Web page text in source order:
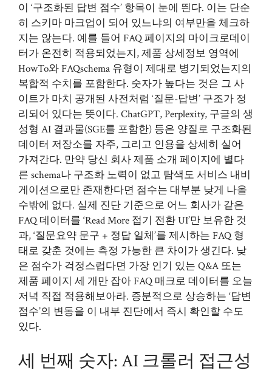
이 ‘구조화된 답변 점수’ 항목이 눈에 띈다. 이는 단순
히 스키마 마크업이 되어 있느냐의 여부만을 체크하
지는 않는다. 예를 들어 FAQ 페이지의 마이크로데이
터가 온전히 적용되었는지, 제품 상세정보 영역에
HowTo와 FAQschema 유형이 제대로 병기되었는지의
복합적 수치를 포함한다. 숫자가 높다는 것은 그 사
이트가 마치 공개된 사전처럼 ‘질문-답변’ 구조가 정
리되어 있다는 뜻이다. ChatGPT, Perplexity, 구글의 생
성형 AI 결과물(SGE를 포함한) 등은 양질로 구조화된
데이터 저장소를 자주, 그리고 인용을 상세히 실어
가져간다. 만약 당신 회사 제품 소개 페이지에 별다
른 schema나 구조화 노력이 없고 탐색도 서비스 내비
게이션으로만 존재한다면 점수는 대부분 낮게 나올
수밖에 없다. 실제 진단 기준으로 어느 회사가 같은
FAQ 데이터를 ‘Read More 접기 전환 UI’만 보유한 것
과, ‘질문요약 문구 + 정답 일체’를 제시하는 FAQ 형
태로 갖춘 것에는 측정 가능한 큰 차이가 생긴다. 낮
은 점수가 걱정스럽다면 가장 인기 있는 Q&A 또는
제품 페이지 세 개만 잡아 FAQ 매크로 데이터를 오늘
저녁 직접 적용해보아라. 증분적으로 상승하는 ‘답변
점수’의 변동을 이 내부 진단에서 즉시 확인할 수도
있다.
세 번째 숫자: AI 크롤러 접근성